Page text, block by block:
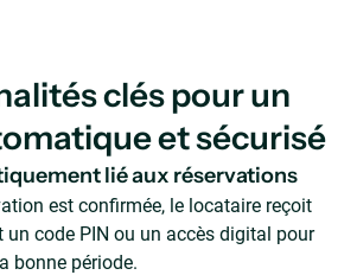
clés pour un
et sécurisé
lié aux réservations
est confirmée, le locataire reçoit
code PIN ou un accès digital pour
bonne période.